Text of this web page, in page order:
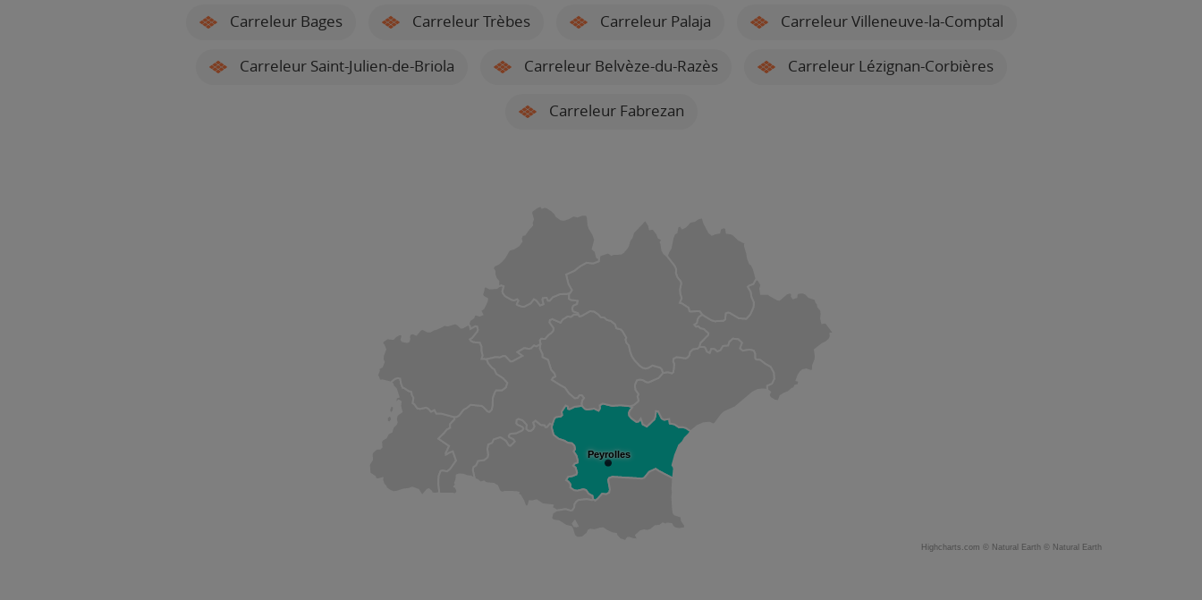
Carreleur Bages Carreleur Trèbes Carreleur Palaja Carreleur Villeneuve-la-Comptal
Carreleur Saint-Julien-de-Briola Carreleur Belvèze-du-Razès Carreleur Lézignan-Corbières
Carreleur Fabrezan
Peyrolles
Highcharts.com © Natural Earth © Natural Earth